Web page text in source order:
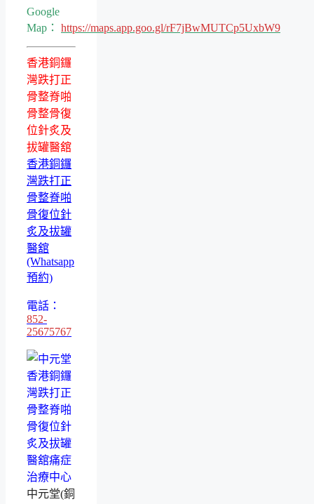
Google
Map： https://maps.app.goo.gl/rF7jBwMUTCp5UxbW9
香港銅鑼
灣跌打正
骨整脊啪
骨整骨復
位針炙及
拔罐醫舘
香港銅鑼
灣跌打正
骨整脊啪
骨復位針
炙及拔罐
醫舘
(Whatsapp
預約)
電話：
852-
25675767
中元堂(銅